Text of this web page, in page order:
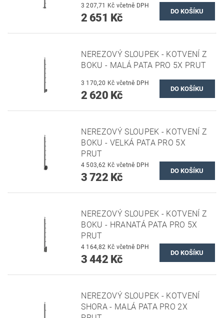
3 207,71 Kč včetně DPH
2 651 Kč
NEREZOVÝ SLOUPEK - KOTVENÍ Z
BOKU - MALÁ PATA PRO 5X PRUT
3 170,20 Kč včetně DPH
2 620 Kč
NEREZOVÝ SLOUPEK - KOTVENÍ Z
BOKU - VELKÁ PATA PRO 5X
PRUT
4 503,62 Kč včetně DPH
3 722 Kč
NEREZOVÝ SLOUPEK - KOTVENÍ Z
BOKU - HRANATÁ PATA PRO 5X
PRUT
4 164,82 Kč včetně DPH
3 442 Kč
NEREZOVÝ SLOUPEK - KOTVENÍ
SHORA - MALÁ PATA PRO 2X